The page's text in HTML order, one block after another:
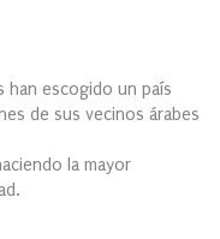
han escogido un país
de sus vecinos árabes
la mayor